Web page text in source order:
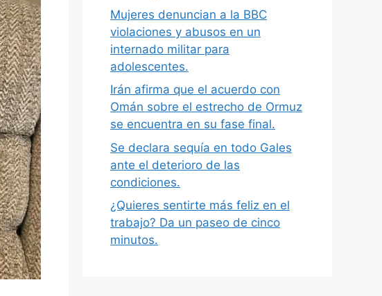
Mujeres denuncian a la BBC
violaciones y abusos en un
internado militar para
adolescentes.
Irán afirma que el acuerdo con
Omán sobre el estrecho de Ormuz
se encuentra en su fase final.
Se declara sequía en todo Gales
ante el deterioro de las
condiciones.
¿Quieres sentirte más feliz en el
trabajo? Da un paseo de cinco
minutos.